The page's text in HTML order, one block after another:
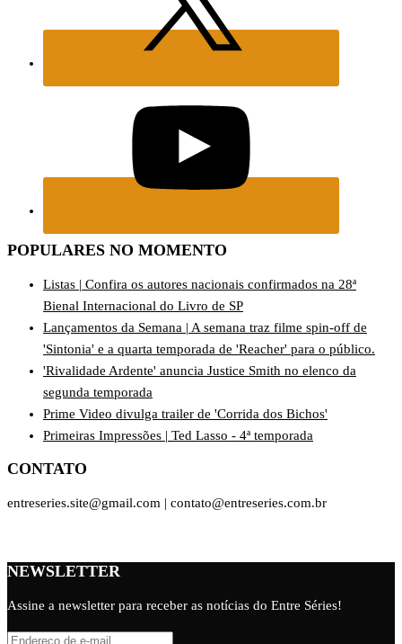
POPULARES NO MOMENTO
Listas | Confira os autores nacionais confirmados na 28ª
Bienal Internacional do Livro de SP
Lançamentos da Semana | A semana traz filme spin-off de
'Sintonia' e a quarta temporada de 'Reacher' para o público.
'Rivalidade Ardente' anuncia Justice Smith no elenco da
segunda temporada
Prime Video divulga trailer de 'Corrida dos Bichos'
Primeiras Impressões | Ted Lasso - 4ª temporada
CONTATO
entreseries.site@gmail.com | contato@entreseries.com.br
NEWSLETTER
Assine a newsletter para receber as notícias do Entre Séries!
Endereço